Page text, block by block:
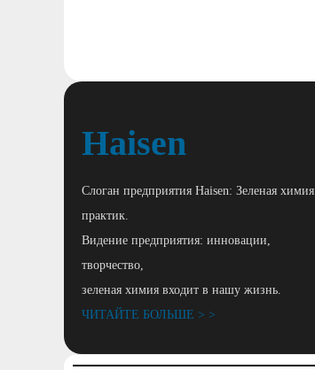
Haisen
Слоган предприятия Haisen: Зеленая химия
практик.
Видение предприятия: инновации,
творчество,
зеленая химия входит в нашу жизнь.
ЧИТАЙТЕ БОЛЬШЕ > >